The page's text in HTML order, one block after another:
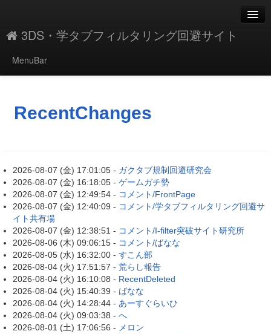
3DS・学タブフィルタリング回避サイト
MenuBar
最終更新
RecentChanges
2026-08-07 (金) 17:01:05 - ガクタブ規制回避研究会
2026-08-07 (金) 16:18:05 - ゲームガチ勢
2026-08-07 (金) 12:49:54 - コメント/FrontPage
2026-08-07 (金) 12:40:09 - コメント/学タブフィルタリング回避サ
イト共有場
2026-08-07 (金) 12:38:51 - コメント/I-filter突破サイト研究所
2026-08-06 (木) 09:06:15 - コメント/ばなな
2026-08-05 (水) 16:32:00 - すこん部
2026-08-04 (火) 17:51:57 - 荒らし報告
2026-08-04 (火) 16:10:08 - RecentDeleted
2026-08-04 (火) 15:40:39 - ばなな
2026-08-04 (火) 14:28:44 - あーすぐらいひ
2026-08-04 (火) 09:03:38 - へ
2026-08-01 (土) 17:06:56 - メロン